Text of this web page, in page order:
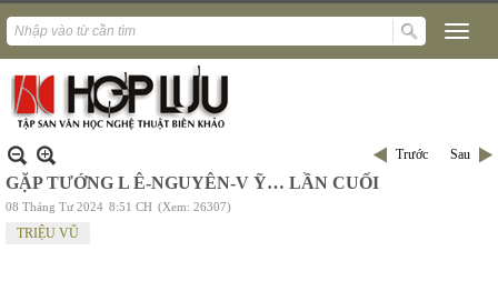
Trước Sau
GẶP TƯỚNG L Ê-NGUYÊN-V Ỹ… LẦN CUỐI
08 Tháng Tư 2024 8:51 CH (Xem: 26307)
TRIỆU VŨ